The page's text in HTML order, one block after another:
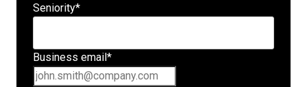
Seniority*
Business email *